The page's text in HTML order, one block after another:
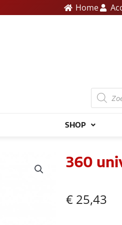
Home
zoeken
SHOP
360
€ 25,43